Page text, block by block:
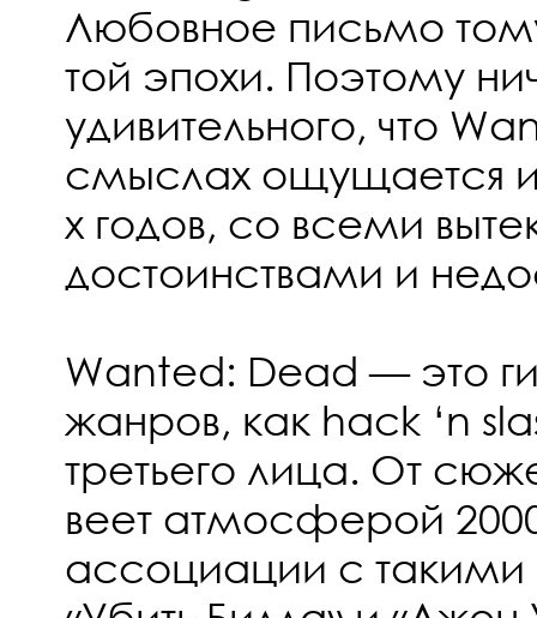
Любовное письмо
той эпохи. Поэтому
удивительного, что
смыслах ощущается
х годов, со всеми
достоинствами и
Wanted: Dead — это
жанров, как hack ‘n
третьего лица. От
веет атмосферой
ассоциации с